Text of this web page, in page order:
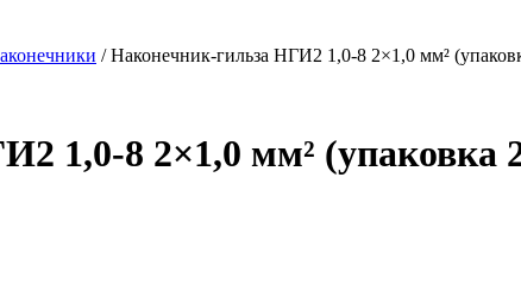
/ Наконечник-гильза НГИ2 1,0-8 2×1,0 мм²
1,0-8 2×1,0 мм² (упаковка